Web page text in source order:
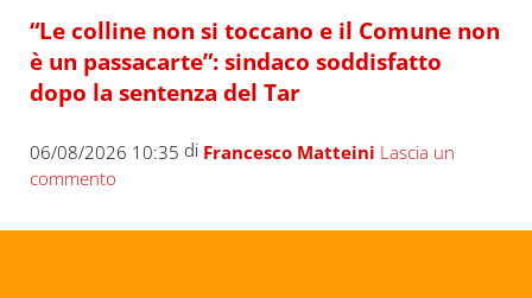
“Le colline non si toccano e il Comune non
è un passacarte”: sindaco soddisfatto
dopo la sentenza del Tar
06/08/2026 10:35 di Francesco Matteini Lascia un
commento